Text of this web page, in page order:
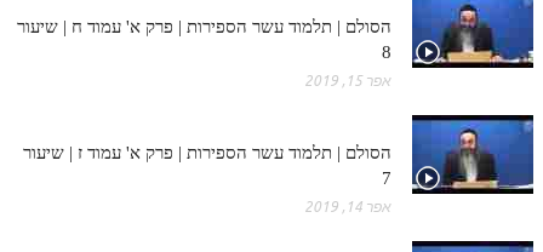
הסולם | תלמוד עשר הספירות | פרק א' עמוד ח | שיעור
8
אפר 15, 2019
הסולם | תלמוד עשר הספירות | פרק א' עמוד ז | שיעור
7
אפר 14, 2019